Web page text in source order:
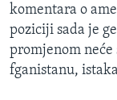
komentara o
poziciji sada je
promjenom
fganistanu,